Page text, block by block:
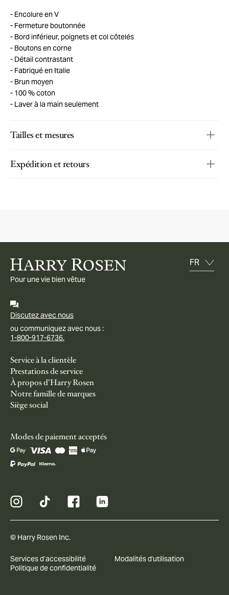
Encolure en V
Fermeture boutonnée
Bord inférieur, poignets et col côtelés
Boutons en corne
Détail contrastant
Fabriqué en Italie
Brun moyen
100 % coton
Laver à la main seulement
Tailles et mesures
Expédition et retours
Pour une vie bien vêtue
Discutez avec nous
ou communiquez avec nous :
1-800-917-6736.
Service à la clientèle
Prestations de service
À propos d'Harry Rosen
Notre famille de marques
Siège social
Modes de paiement acceptés
© Harry Rosen Inc.
Services d’accessibilité
Modalités d'utilisation
Politique de confidentialité